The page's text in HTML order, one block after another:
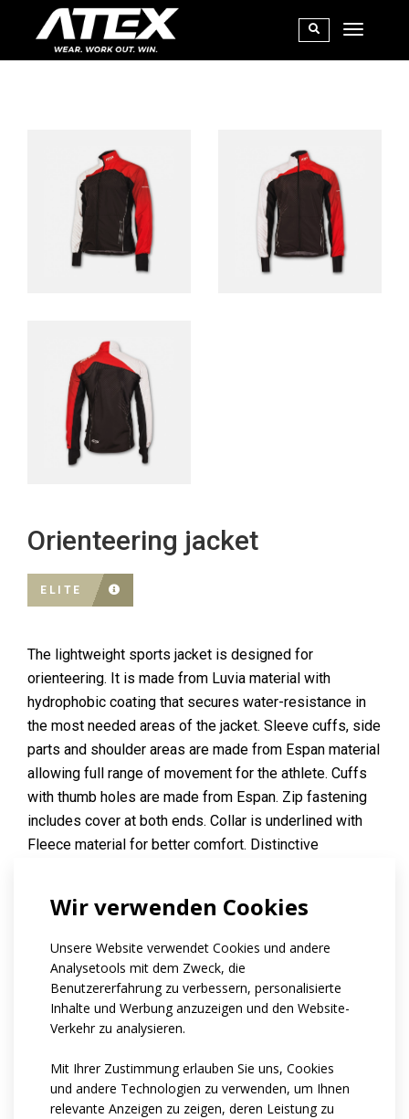
Wir verwenden Cookies
Unsere Website verwendet Cookies und andere
Analysetools mit dem Zweck, die
Benutzererfahrung zu verbessern, personalisierte
Inhalte und Werbung anzuzeigen und den Website-
Verkehr zu analysieren.
Mit Ihrer Zustimmung erlauben Sie uns, Cookies
und andere Technologien zu verwenden, um Ihnen
relevante Anzeigen zu zeigen, deren Leistung zu
Orienteering jacket
ELITE
The lightweight sports jacket is designed for
orienteering. It is made from Luvia material with
hydrophobic coating that secures water-resistance in
the most needed areas of the jacket. Sleeve cuffs, side
parts and shoulder areas are made from Espan material
allowing full range of movement for the athlete. Cuffs
with thumb holes are made from Espan. Zip fastening
includes cover at both ends. Collar is underlined with
Fleece material for better comfort. Distinctive
with reflective zips too. Zip pockets are underlined
with lightweight Denoder Mesh material and are
equipped with lock down systems. Waistband has a
drawstring and regulator.
Material:
Luvia
Pave
Asteria